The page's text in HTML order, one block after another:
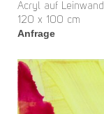
Acryl auf Leinwand
120 x 100 cm
Anfrage